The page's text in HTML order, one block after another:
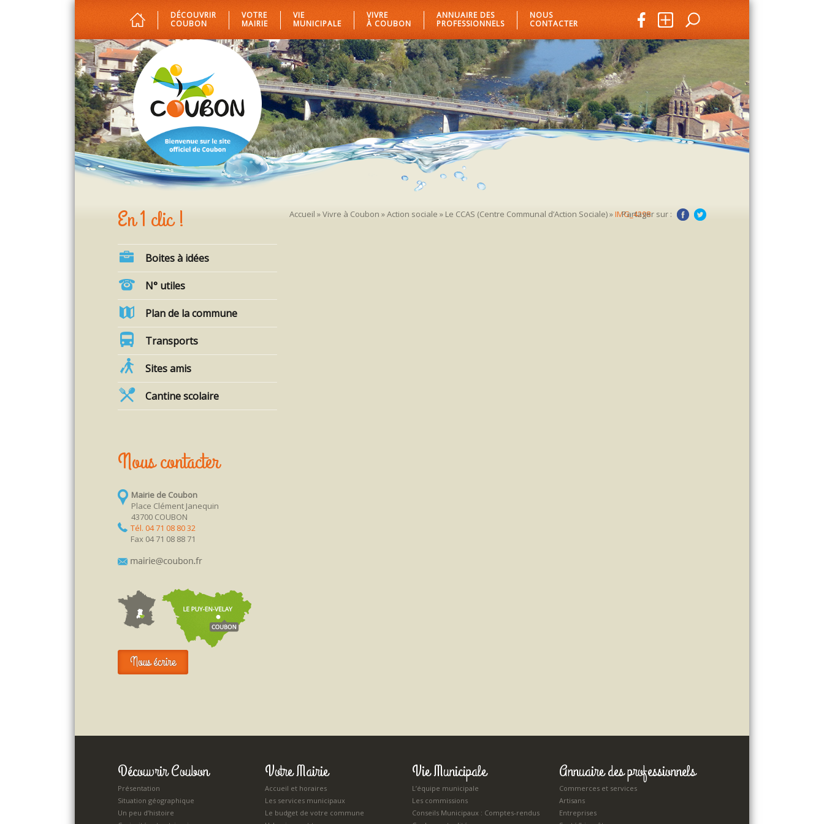
DÉCOUVRIR
COUBON
VOTRE
MAIRIE
VIE
MUNICIPALE
VIVRE
À COUBON
ANNUAIRE DES
PROFESSIONNELS
NOUS
CONTACTER
En 1 clic !
Boites à idées
N° utiles
Plan de la commune
Transports
Sites amis
Cantine scolaire
Nous contacter
Mairie de Coubon
Place Clément Janequin
43700 COUBON
Tél. 04 71 08 80 32
Fax 04 71 08 88 71
Nous écrire
Accueil »Vivre à Coubon »Action sociale » Le CCAS (Centre Communal d’Action Sociale)»IMG_4298
Partager sur :
Découvrir Coubon
Présentation
Situation géographique
Un peu d’histoire
Votre Mairie
Accueil et horaires
Les services municipaux
Le budget de votre commune
Vie Municipale
L’équipe municipale
Les commissions
Conseils Municipaux : Comptes-rendus
Annuaire des professionnels
Commerces et services
Artisans
Entreprises